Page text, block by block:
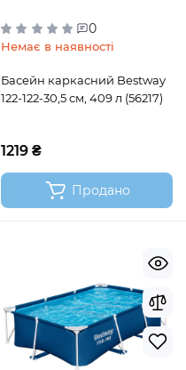
0
Немає в наявності
Басейн каркасний Bestway
122-122-30,5 см, 409 л (56217)
1219 ₴
Продано